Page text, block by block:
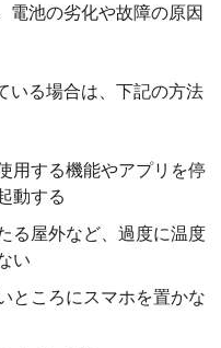
電池の劣化や故障の原因
いる場合は、下記の方法
用する機能やアプリを停
動する
る屋外など、過度に温度
い
ところにスマホを置かな